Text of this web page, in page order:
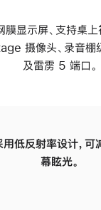
显示屏、支持桌
摄像头、录音棚
及雷雳 5 端口。
低反射率设计，可
幕眩光。